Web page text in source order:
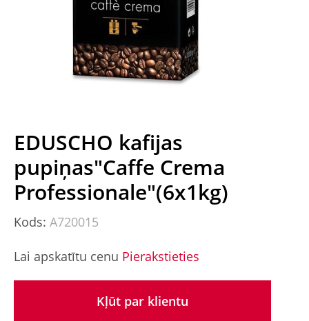
EDUSCHO kafijas
pupiņas"Caffe Crema
Professionale"(6x1kg)
Kods: A720015
Lai apskatītu cenu Pierakstieties
Kļūt par klientu